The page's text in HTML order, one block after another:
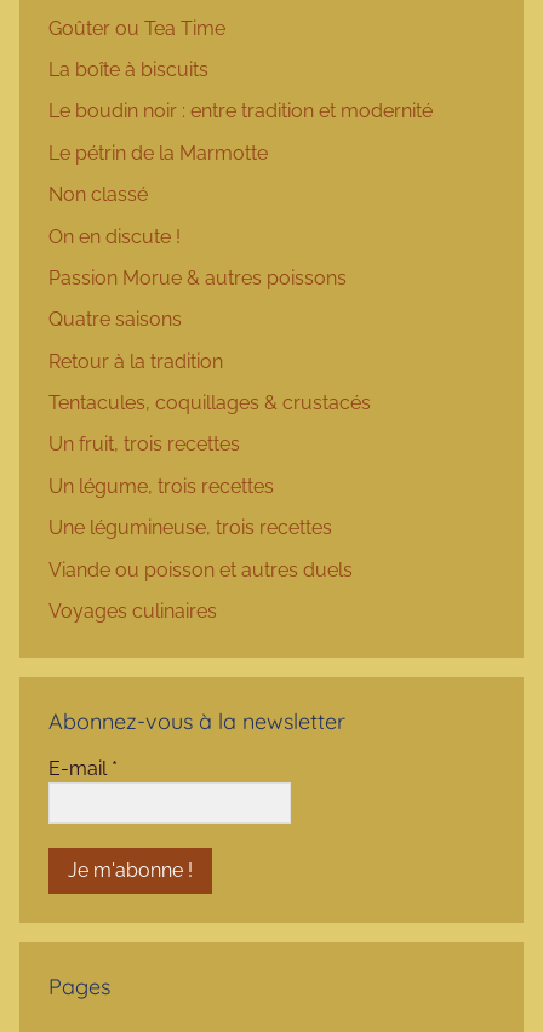
Goûter ou Tea Time
La boîte à biscuits
Le boudin noir : entre tradition et modernité
Le pétrin de la Marmotte
Non classé
On en discute !
Passion Morue & autres poissons
Quatre saisons
Retour à la tradition
Tentacules, coquillages & crustacés
Un fruit, trois recettes
Un légume, trois recettes
Une légumineuse, trois recettes
Viande ou poisson et autres duels
Voyages culinaires
Abonnez-vous à la newsletter
E-mail *
Pages